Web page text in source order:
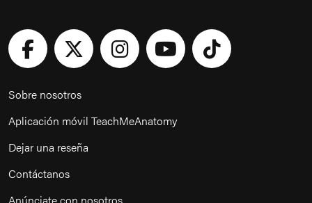
Sobre nosotros
Aplicación móvil TeachMeAnatomy
Dejar una reseña
Contáctanos